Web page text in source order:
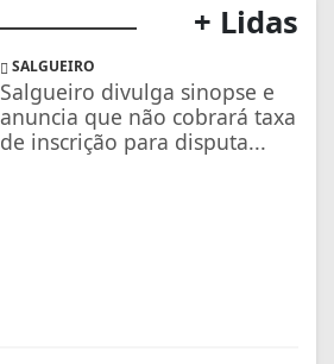
+ Lidas
SALGUEIRO
Salgueiro divulga sinopse e
anuncia que não cobrará taxa
de inscrição para disputa...